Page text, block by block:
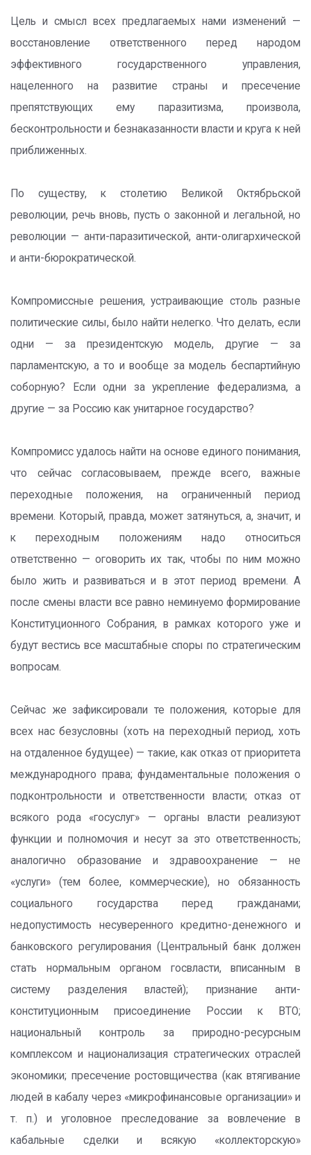
Цель и смысл всех предлагаемых нами изменений —
восстановление ответственного перед народом
эффективного государственного управления,
нацеленного на развитие страны и пресечение
препятствующих ему паразитизма, произвола,
бесконтрольности и безнаказанности власти и круга к ней
приближенных.
По существу, к столетию Великой Октябрьской
революции, речь вновь, пусть о законной и легальной, но
революции — анти-паразитической, анти-олигархической
и анти-бюрократической.
Компромиссные решения, устраивающие столь разные
политические силы, было найти нелегко. Что делать, если
одни — за президентскую модель, другие — за
парламентскую, а то и вообще за модель беспартийную
соборную? Если одни за укрепление федерализма, а
другие — за Россию как унитарное государство?
Компромисс удалось найти на основе единого понимания,
что сейчас согласовываем, прежде всего, важные
переходные положения, на ограниченный период
времени. Который, правда, может затянуться, а, значит, и
к переходным положениям надо относиться
ответственно — оговорить их так, чтобы по ним можно
было жить и развиваться и в этот период времени. А
после смены власти все равно неминуемо формирование
Конституционного Собрания, в рамках которого уже и
будут вестись все масштабные споры по стратегическим
вопросам.
Сейчас же зафиксировали те положения, которые для
всех нас безусловны (хоть на переходный период, хоть
на отдаленное будущее) — такие, как отказ от приоритета
международного права; фундаментальные положения о
подконтрольности и ответственности власти; отказ от
всякого рода «госуслуг» — органы власти реализуют
функции и полномочия и несут за это ответственность;
аналогично образование и здравоохранение — не
«услуги» (тем более, коммерческие), но обязанность
социального государства перед гражданами;
недопустимость несуверенного кредитно-денежного и
банковского регулирования (Центральный банк должен
стать нормальным органом госвласти, вписанным в
систему разделения властей); признание анти-
конституционным присоединение России к ВТО;
национальный контроль за природно-ресурсным
комплексом и национализация стратегических отраслей
экономики; пресечение ростовщичества (как втягивание
людей в кабалу через «микрофинансовые организации» и
т. п.) и уголовное преследование за вовлечение в
кабальные сделки и всякую «коллекторскую»